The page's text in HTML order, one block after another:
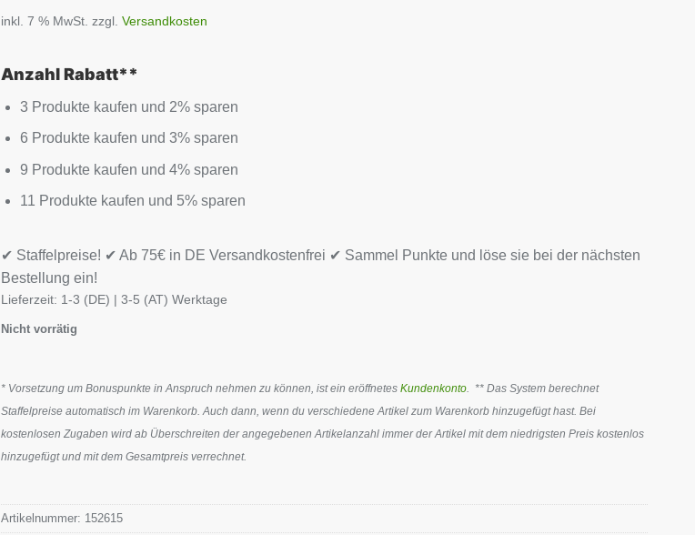
inkl. 7 % MwSt. zzgl.Versandkosten
Anzahl Rabatt**
3 Produkte kaufen und 2% sparen
6 Produkte kaufen und 3% sparen
9 Produkte kaufen und 4% sparen
11 Produkte kaufen und 5% sparen
✔ Staffelpreise! ✔ Ab 75€ in DE Versandkostenfrei ✔ Sammel Punkte und löse sie bei der nächsten
Bestellung ein!
Lieferzeit: 1-3 (DE) | 3-5 (AT) Werktage
Nicht vorrätig
* Vorsetzung um Bonuspunkte in Anspruch nehmen zu können, ist ein eröffnetesKundenkonto . ** Das System berechnet
Staffelpreise automatisch im Warenkorb. Auch dann, wenn du verschiedene Artikel zum Warenkorb hinzugefügt hast. Bei
kostenlosen Zugaben wird ab Überschreiten der angegebenen Artikelanzahl immer der Artikel mit dem niedrigsten Preis kostenlos
hinzugefügt und mit dem Gesamtpreis verrechnet.
Artikelnummer: 152615